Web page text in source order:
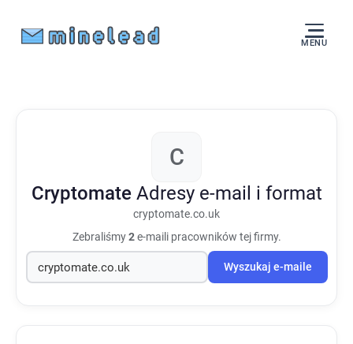
MENU
C
Cryptomate Adresy e-mail i format
cryptomate.co.uk
Zebraliśmy2e-maili pracowników tej firmy.
Wyszukaj e-maile